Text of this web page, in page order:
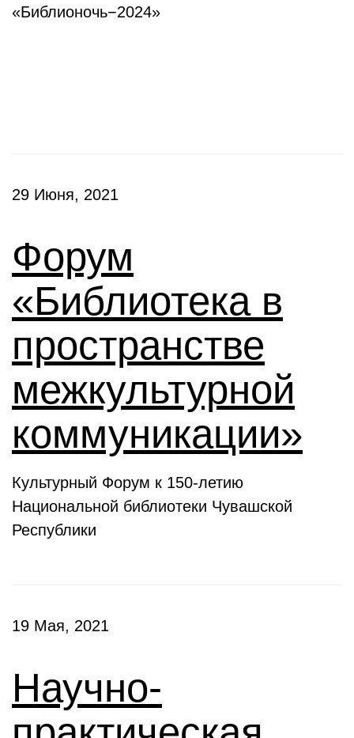
«Библионочь−2024»
29 Июня, 2021
Форум
«Библиотека в
пространстве
межкультурной
коммуникации»
Культурный Форум к 150-летию
Национальной библиотеки Чувашской
Республики
19 Мая, 2021
Научно-